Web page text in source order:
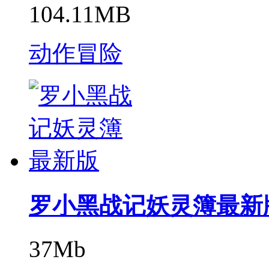
104.11MB
动作冒险
罗小黑战记妖灵簿最新
37Mb